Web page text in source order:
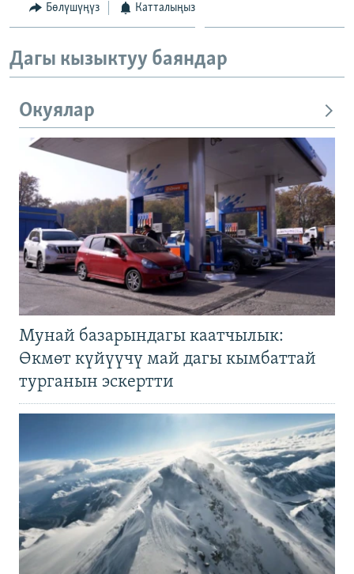
Бөлүшүңүз Катталыңыз
Дагы кызыктуу баяндар
Окуялар
Мунай базарындагы каатчылык:
Өкмөт күйүүчү май дагы кымбаттай
турганын эскертти